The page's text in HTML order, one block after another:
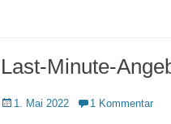
Last-Minute-
Veröffentlicht
1. Mai 2022 1 Kommentar